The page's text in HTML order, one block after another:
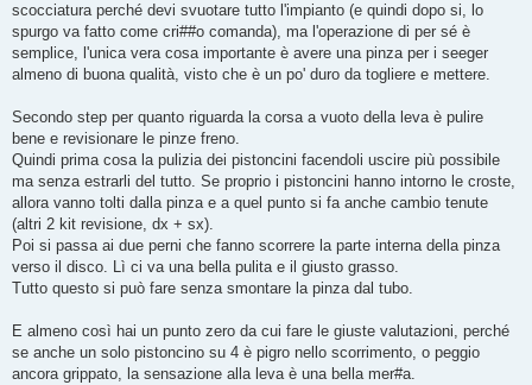
a
g
i
o
scocciatura perché devi svuotare tutto l'impianto (e quindi dopo si, lo
spurgo va fatto come cri##o comanda), ma l'operazione di per sé è
semplice, l'unica vera cosa importante è avere una pinza per i seeger
almeno di buona qualità, visto che è un po' duro da togliere e mettere.
Secondo step per quanto riguarda la corsa a vuoto della leva è pulire
bene e revisionare le pinze freno.
Quindi prima cosa la pulizia dei pistoncini facendoli uscire più possibile
ma senza estrarli del tutto. Se proprio i pistoncini hanno intorno le croste,
allora vanno tolti dalla pinza e a quel punto si fa anche cambio tenute
(altri 2 kit revisione, dx + sx).
Poi si passa ai due perni che fanno scorrere la parte interna della pinza
verso il disco. Lì ci va una bella pulita e il giusto grasso.
Tutto questo si può fare senza smontare la pinza dal tubo.
E almeno così hai un punto zero da cui fare le giuste valutazioni, perché
se anche un solo pistoncino su 4 è pigro nello scorrimento, o peggio
ancora grippato, la sensazione alla leva è una bella mer#a.